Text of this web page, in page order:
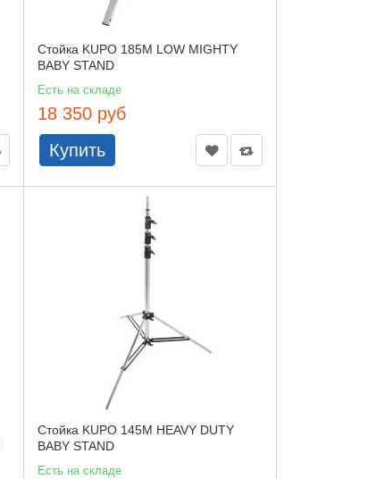
Стойка KUPO 185M LOW MIGHTY
BABY STAND
Есть на складе
18 350 руб
Купить
Стойка KUPO 145M HEAVY DUTY
BABY STAND
Есть на складе